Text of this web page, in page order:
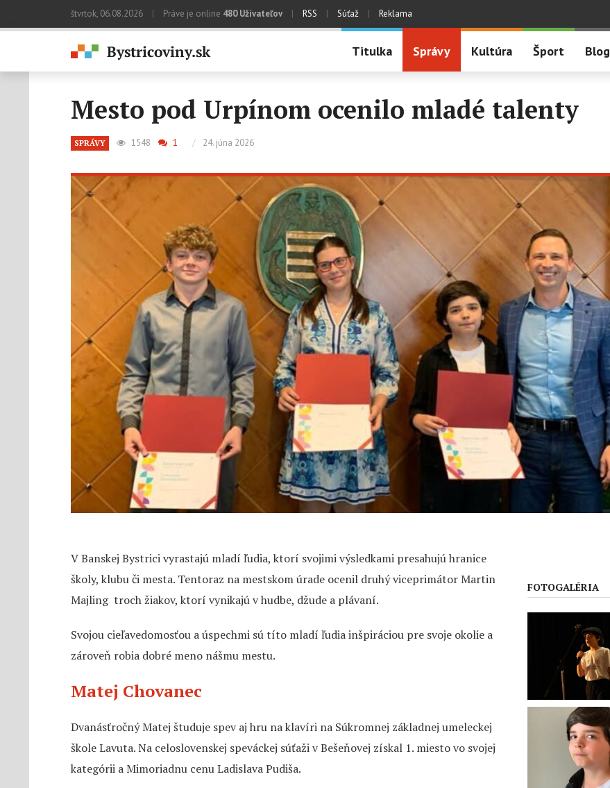
štvrtok, 06.08.2026 | Práve je online 480 Užívateľov | RSS | Súťaž | Reklama
Titulka Správy Kultúra Šport Blog
Mesto pod Urpínom ocenilo mladé talenty
SPRÁVY 1548 1 / 24. júna 2026
V Banskej Bystrici vyrastajú mladí ľudia, ktorí svojimi výsledkami presahujú hranice
školy, klubu či mesta. Tentoraz na mestskom úrade ocenil druhý viceprimátor Martin
Majling troch žiakov, ktorí vynikajú v hudbe, džude a plávaní.
Svojou cieľavedomosťou a úspechmi sú títo mladí ľudia inšpiráciou pre svoje okolie a
zároveň robia dobré meno nášmu mestu.
Matej Chovanec
Dvanásťročný Matej študuje spev aj hru na klavíri na Súkromnej základnej umeleckej
škole Lavuta. Na celoslovenskej speváckej súťaži v Bešeňovej získal 1. miesto vo svojej
kategórii a Mimoriadnu cenu Ladislava Pudiša.
FOTOGALÉRIA